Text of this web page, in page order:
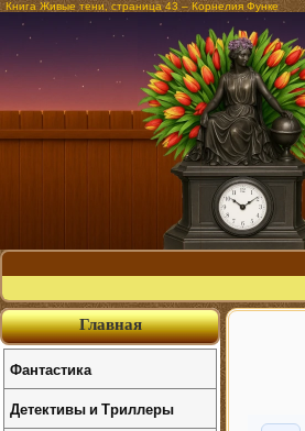
Книга Живые тени, страница 43 – Корнелия Функе
Главная
Фантастика
Детективы и Триллеры